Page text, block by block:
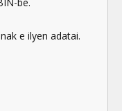
e ilyen adatai.